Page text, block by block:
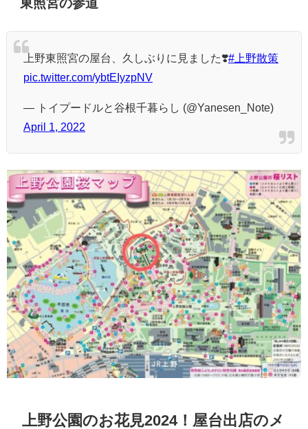
東照宮の参道
上野東照宮の屋台、久しぶりに見ました❣️#上野散策
pic.twitter.com/ybtEIyzpNV
— トイプードルと谷根千暮らし (@Yanesen_Note)
April 1, 2022
上野公園のお花見2024！屋台出店のメ